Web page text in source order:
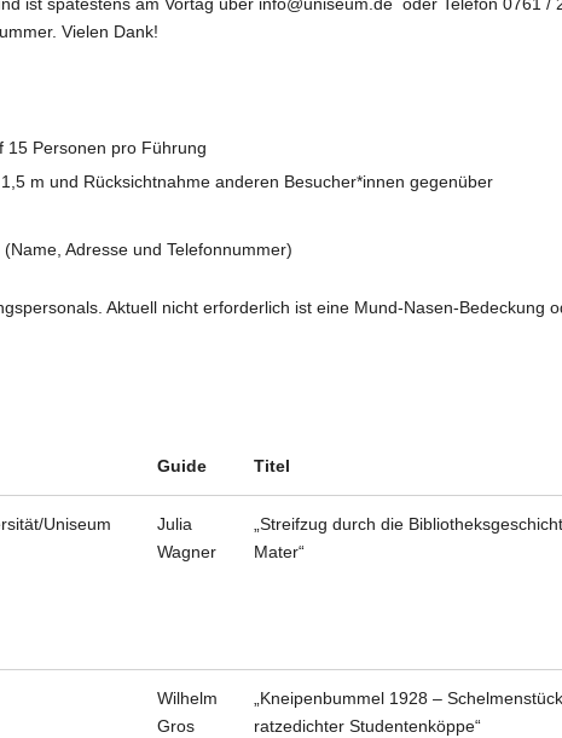
ist spätestens am Vortag über info@uniseum.de oder Telefon 0761
Vielen Dank!
15 Personen pro Führung
m und Rücksichtnahme anderen Besucher*innen gegenüber
Adresse und Telefonnummer)
Aktuell nicht erforderlich ist eine Mund-Nasen-Bedeckung
Guide Titel
Uniseum
Julia
Wagner
„Streifzug durch die
Mater“
Wilhelm
Gros
„Kneipenbummel 1928 –
ratzedichter Studentenköppe“